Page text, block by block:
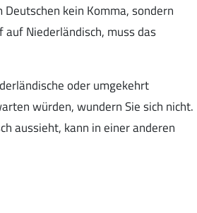
Deutschen kein Komma, sondern
Niederländisch, muss das
oder umgekehrt
würden, wundern Sie sich nicht.
aussieht, kann in einer anderen